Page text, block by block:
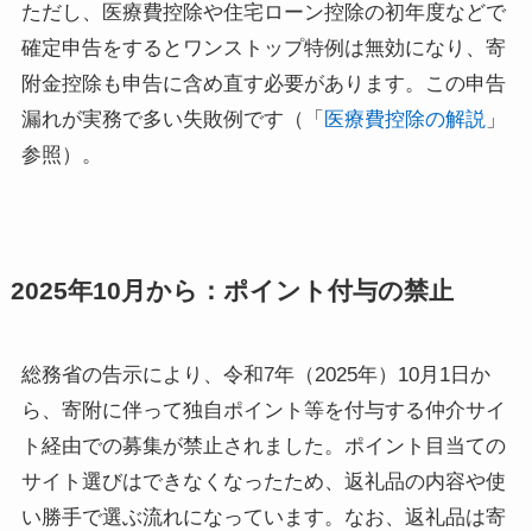
ただし、医療費控除や住宅ローン控除の初年度などで
確定申告をするとワンストップ特例は無効になり、寄
附金控除も申告に含め直す必要があります。この申告
漏れが実務で多い失敗例です（「 医療費控除の解説」
参照）。
2025年10月から：ポイント付与の禁止
総務省の告示により、令和7年（2025年）10月1日か
ら、寄附に伴って独自ポイント等を付与する仲介サイ
ト経由での募集が禁止されました。ポイント目当ての
サイト選びはできなくなったため、返礼品の内容や使
い勝手で選ぶ流れになっています。なお、返礼品は寄